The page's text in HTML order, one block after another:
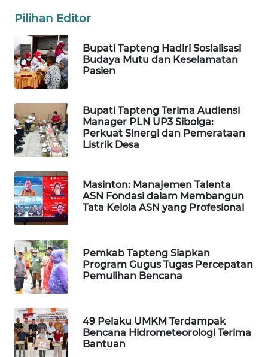
Pilihan Editor
Bupati Tapteng Hadiri Sosialisasi
Budaya Mutu dan Keselamatan
Pasien
Bupati Tapteng Terima Audiensi
Manager PLN UP3 Sibolga:
Perkuat Sinergi dan Pemerataan
Listrik Desa
Masinton: Manajemen Talenta
ASN Fondasi dalam Membangun
Tata Kelola ASN yang Profesional
Pemkab Tapteng Siapkan
Program Gugus Tugas Percepatan
Pemulihan Bencana
49 Pelaku UMKM Terdampak
Bencana Hidrometeorologi Terima
Bantuan
KARING
NEWS
JURNAL
MARITIM
HUMBANG
NEWS
GARONGGANG
FISUELRI
ID
ENERGI
NEWS
CILEUNGSI
BERKAT
NEWS